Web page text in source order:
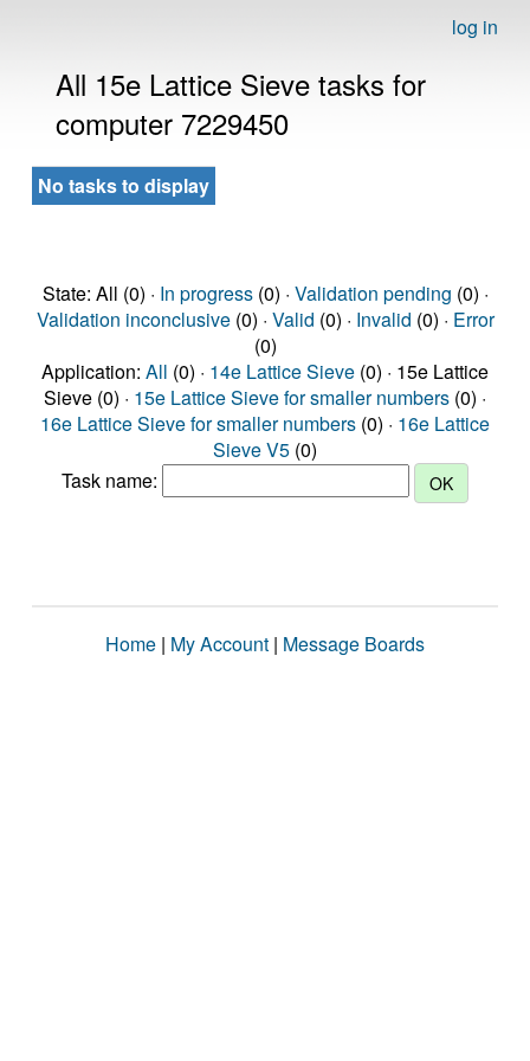
log in
All 15e Lattice Sieve tasks for
computer 7229450
No tasks to display
State: All (0) · In progress(0) · Validation pending (0) ·
Validation inconclusive(0) · Valid (0) · Invalid (0) · Error
(0)
Application: All (0) · 14e Lattice Sieve (0) · 15e Lattice
Sieve (0) · 15e Lattice Sieve for smaller numbers (0) ·
16e Lattice Sieve for smaller numbers (0) · 16e Lattice
Sieve V5 (0)
Task name:
Home | My Account | Message Boards